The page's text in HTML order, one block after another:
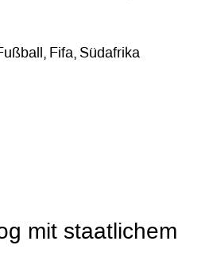
Fifa Südafrika
mit staatlichem